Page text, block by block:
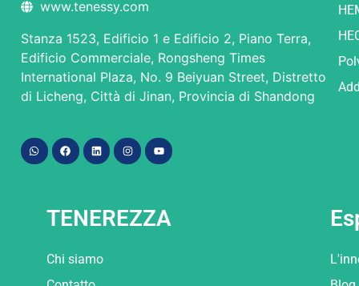
www.tenessy.com
Stanza 1523, Edificio 1 e Edificio 2, Piano Terra,
Edificio Commerciale, Rongsheng Times
International Plaza, No. 9 Beiyuan Street, Distretto
di Licheng, Città di Jinan, Provincia di Shandong
TENEREZZA
Chi siamo